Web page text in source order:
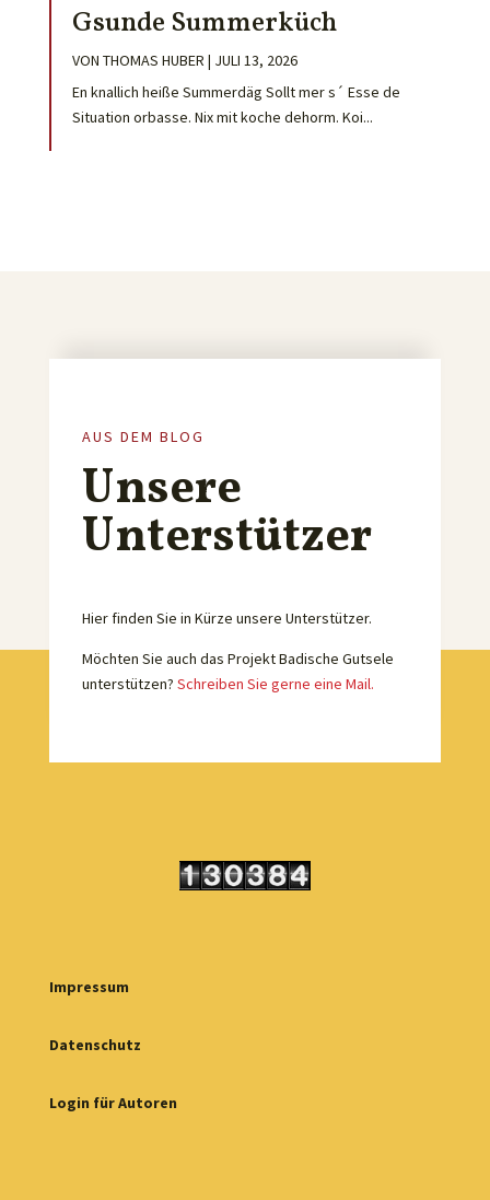
Gsunde Summerküch
VON THOMAS HUBER | JULI 13, 2026
En knallich heiße Summerdäg Sollt mer s´ Esse de
Situation orbasse. Nix mit koche dehorm. Koi...
AUS DEM BLOG
Unsere
Unterstützer
Hier finden Sie in Kürze unsere Unterstützer.
Möchten Sie auch das Projekt Badische Gutsele
unterstützen? Schreiben Sie gerne eine Mail.
Impressum
Datenschutz
Login für Autoren